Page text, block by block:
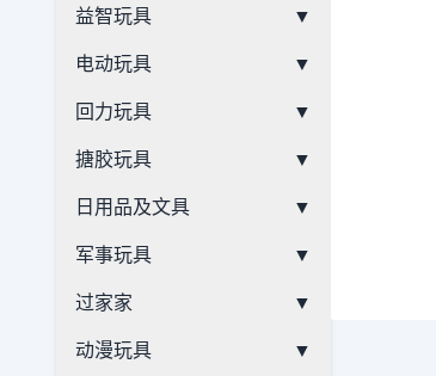
益智玩具
▼
电动玩具
▼
回力玩具
▼
搪胶玩具
▼
日用品及文具
▼
军事玩具
▼
过家家
▼
动漫玩具
▼